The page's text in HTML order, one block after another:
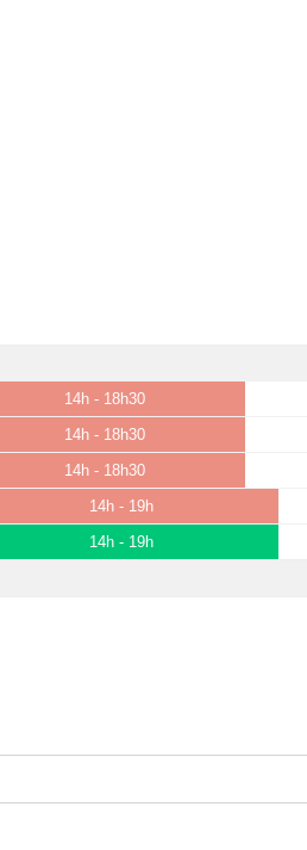
14h - 18h30
14h - 18h30
14h - 18h30
14h - 19h
14h - 19h